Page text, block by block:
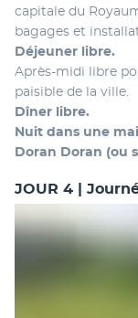
capitale du
bagages et
Déjeuner libre.
Après-midi libre
paisible de la ville.
Dîner libre.
Nuit dans une
Doran Doran (ou
JOUR 4 |